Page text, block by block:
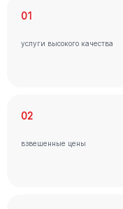
01
услуги высокого качества
02
взвешенные цены